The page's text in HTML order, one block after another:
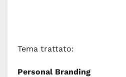
Tema trattato:
Personal Branding